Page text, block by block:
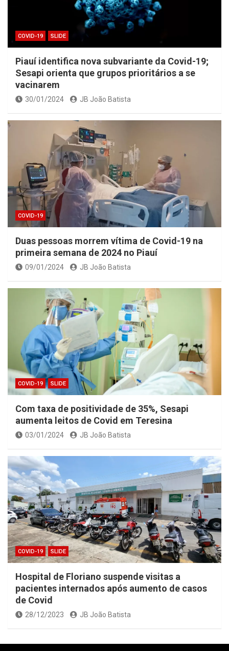
COVID-19 SLIDE
Piauí identifica nova subvariante da Covid-19;
Sesapi orienta que grupos prioritários a se
vacinarem
30/01/2024 JB João Batista
COVID-19
Duas pessoas morrem vítima de Covid-19 na
primeira semana de 2024 no Piauí
09/01/2024 JB João Batista
COVID-19 SLIDE
Com taxa de positividade de 35%, Sesapi
aumenta leitos de Covid em Teresina
03/01/2024 JB João Batista
COVID-19 SLIDE
Hospital de Floriano suspende visitas a
pacientes internados após aumento de casos
de Covid
28/12/2023 JB João Batista